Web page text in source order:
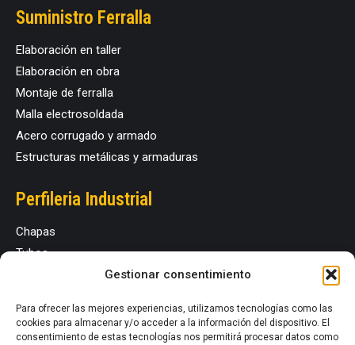
Gestionar consentimiento
Para ofrecer las mejores experiencias, utilizamos tecnologías como las
cookies para almacenar y/o acceder a la información del dispositivo. El
consentimiento de estas tecnologías nos permitirá procesar datos como
Suministro Ferralla
Elaboración en taller
Elaboración en obra
Montaje de ferralla
Malla electrosoldada
Acero corrugado y armado
Estructuras metálicas y armaduras
Perfileria Industrial
Chapas
Tubos
Perfiles estructurales
Redes Sociales